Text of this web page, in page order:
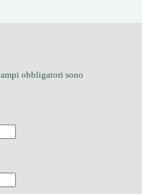
obbligatori sono